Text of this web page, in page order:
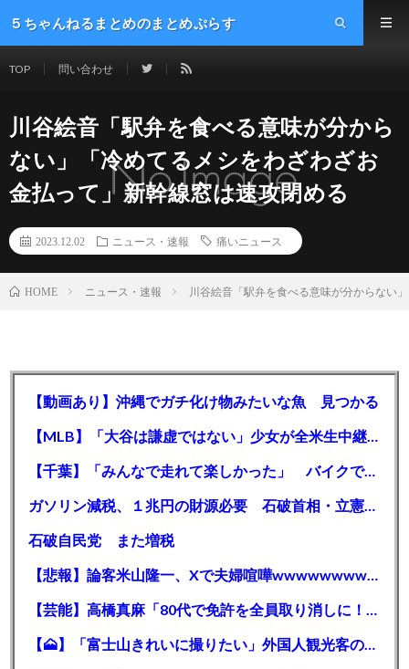
５ちゃんねるまとめのまとめぷらす
TOP 問い合わせ
川谷絵音「駅弁を食べる意味が分から
ない」「冷めてるメシをわざわざお
金払って」新幹線窓は速攻閉める
2023.12.02 ニュース・速報 痛いニュース
HOME ニュース・速報 川谷絵音「駅弁を食べる意味が分からない
【動画あり】沖縄でガチ化け物みたいな魚 見つかる
【MLB】「大谷は謙虚ではない」少女が全米生中継で突然の大谷翔平批判 サイン無視された過去明かす
【千葉】「みんなで走れて楽しかった」 バイクでバースデー集団暴走 男女５７人を書類送検 SNSで参加者募る
ガソリン減税、１兆円の財源必要 石破首相・立憲野田氏「財源は死に物狂いで確保しなければならない」「本当に死に物狂いで」
石破自民党 また増税
【悲報】論客米山隆一、Xで夫婦喧嘩wwwwwwwwwwww
【芸能】高橋真麻「80代で免許を全員取り消しに！」 高齢ドライバーの事故問題で、高齢者の運転免許取り消し法を提案
【🗻】「富士山きれいに撮りたい」外国人観光客のレンタカー事故が急増…「ハンドルが逆で慣れず」、道の狭さも